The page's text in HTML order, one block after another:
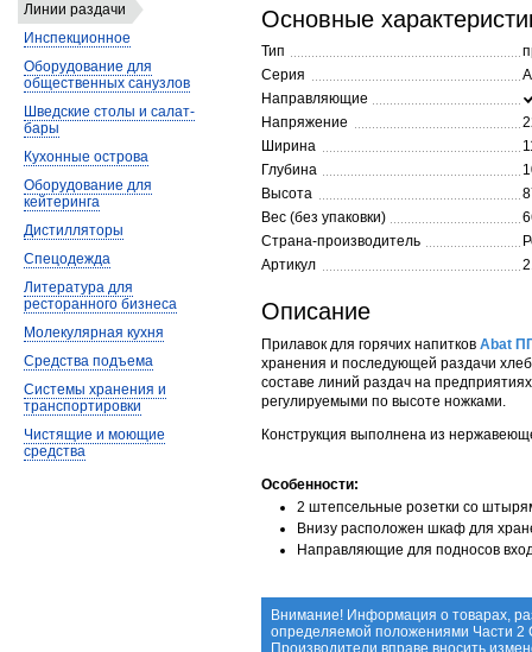
Основные
Тип
Серия
Направляющие
Напряжение
Ширина
Глубина
Высота
Вес (без упаковки)
Страна-производитель
Артикул
Описание
Прилавок для горячих напитков Abat
хранения и последующей раздачи
составе линий раздач на
регулируемыми по высоте ножками.
Конструкция выполнена из
Особенности:
2 штепсельные розетки со
Внизу расположен шкаф для
Направляющие для подносов
Внимание! Информация о товарах,
определяемой положениями Части 2
Производители вправе вносить
Линии раздачи
Инспекционное
Оборудование для
общественных санузлов
Шведские столы и салат-
бары
Кухонные острова
Оборудование для
кейтеринга
Дистилляторы
Спецодежда
Литература для
ресторанного бизнеса
Молекулярная кухня
Средства подъема
Системы хранения и
транспортировки
Чистящие и моющие
средства